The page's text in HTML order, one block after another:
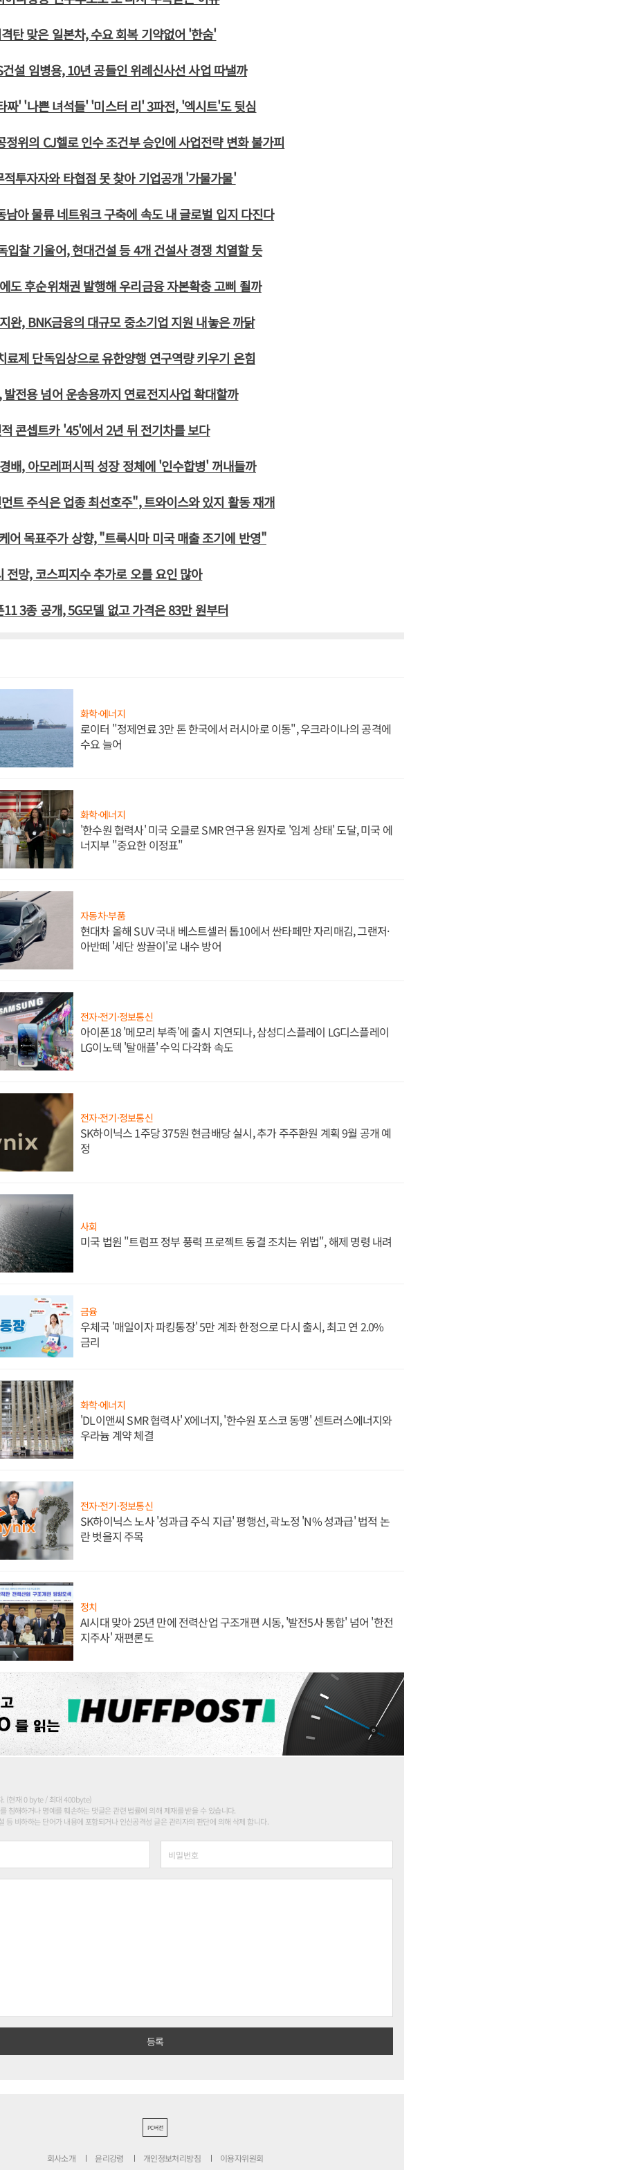
탄 맞은 일본차, 수요 회복 기약없어 '한숨'
설 임병용, 10년 공들인 위례신사선 사업 따낼까
' '나쁜 녀석들' '미스터 리' 3파전, '엑시트'도 뒷심
위의 CJ헬로 인수 조건부 승인에 사업전략 변화 불가피
투자자와 타협점 못 찾아 기업공개 '가물가물'
아 물류 네트워크 구축에 속도 내 글로벌 입지 다진다
찰 기울어, 현대건설 등 4개 건설사 경쟁 치열할 듯
도 후순위채권 발행해 우리금융 자본확충 고삐 죌까
, BNK금융의 대규모 중소기업 지원 내놓은 까닭
제 단독임상으로 유한양행 연구역량 키우기 온힘
전용 넘어 운송용까지 연료전지사업 확대할까
콘셉트카 '45'에서 2년 뒤 전기차를 보다
, 아모레퍼시픽 성장 정체에 '인수합병' 꺼내들까
트 주식은 업종 최선호주", 트와이스와 있지 활동 재개
어 목표주가 상향, "트룩시마 미국 매출 조기에 반영"
망, 코스피지수 추가로 오를 요인 많아
3종 공개, 5G모델 없고 가격은 83만 원부터
화학·에너지
로이터 "정제연료 3만 톤 한국에서 러시아로 이동", 우크라이나의 공격에
수요 늘어
화학·에너지
'한수원 협력사' 미국 오클로 SMR 연구용 원자로 '임계 상태' 도달, 미국 에
너지부 "중요한 이정표"
자동차·부품
현대차 올해 SUV 국내 베스트셀러 톱10에서 싼타페만 자리매김, 그랜저·
아반떼 '세단 쌍끌이'로 내수 방어
전자·전기·정보통신
아이폰18 '메모리 부족'에 출시 지연되나, 삼성디스플레이 LG디스플레이
LG이노텍 '탈애플' 수익 다각화 속도
전자·전기·정보통신
SK하이닉스 1주당 375원 현금배당 실시, 추가 주주환원 계획 9월 공개 예
정
사회
미국 법원 "트럼프 정부 풍력 프로젝트 동결 조치는 위법", 해제 명령 내려
금융
우체국 '매일이자 파킹통장' 5만 계좌 한정으로 다시 출시, 최고 연 2.0%
금리
화학·에너지
'DL이앤씨 SMR 협력사' X에너지, '한수원 포스코 동맹' 센트러스에너지와
우라늄 계약 체결
전자·전기·정보통신
SK하이닉스 노사 '성과급 주식 지급' 평행선, 곽노정 'N% 성과급' 법적 논
란 벗을지 주목
정치
AI시대 맞아 25년 만에 전력산업 구조개편 시동, '발전5사 통합' 넘어 '한전
지주사' 재편론도
. (현재 0 byte / 최대 400byte)
침해하거나 명예를 훼손하는 댓글은 관련 법률에 의해 제재를 받을 수 있습니다.
등 비하하는 단어가 내용에 포함되거나 인신공격성 글은 관리자의 판단에 의해 삭제 합니다.
PC버전
회사소개 윤리강령 개인정보처리방침 이용자위원회